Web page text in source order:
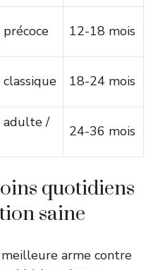
12-18 mois
18-24 mois
adulte /
24-36 mois
quotidiens
saine
arme contre